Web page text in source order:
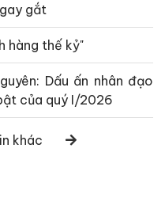
gắt
hàng thế kỷ"
Dấu ấn nhân đạo
của quý I/2026
khác